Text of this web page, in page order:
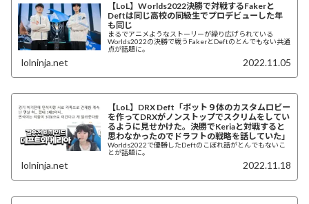
【LoL】Worlds2022決勝で対戦するFakerと
Deftは同じ高校の同級生でプロデビューした年
も同じ
まるでアニメようなストーリーが繰り広げられている
Worlds2022の決勝で戦うFakerとDeftのとんでもない共通
点が話題に。
lolninja.net 2022.11.05
【LoL】DRX Deft「ボット９体のカスタムロビー
を作ってDRXがノンストップでスクリムをしてい
るように見せかけた。決勝でKeriaと対戦すると
思わなかったのでドラフトの戦略を話していた」
Worlds2022で優勝したDeftのこぼれ話がとんでもないこ
とが話題に。
lolninja.net 2022.11.18